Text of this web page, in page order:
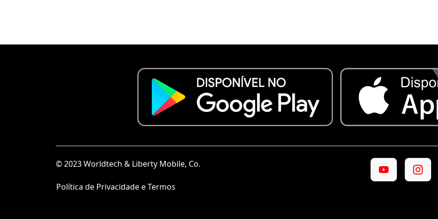
© 2023 Worldtech & Liberty Mobile, Co.
Política de Privacidade e Termos